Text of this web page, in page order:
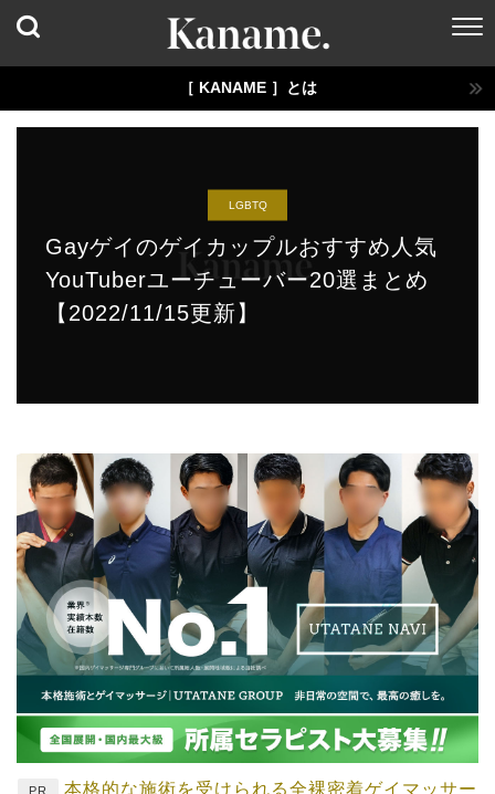
［ KANAME ］とは
LGBTQ
Gayゲイのゲイカップルおすすめ人気
YouTuberユーチューバー20選まとめ
【2022/11/15更新】
PR 本格的な施術を受けられる全裸密着ゲイマッサー